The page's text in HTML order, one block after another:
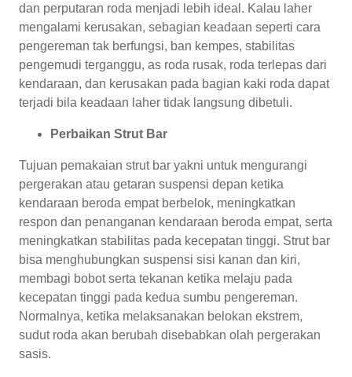
dan perputaran roda menjadi lebih ideal. Kalau laher
mengalami kerusakan, sebagian keadaan seperti cara
pengereman tak berfungsi, ban kempes, stabilitas
pengemudi terganggu, as roda rusak, roda terlepas dari
kendaraan, dan kerusakan pada bagian kaki roda dapat
terjadi bila keadaan laher tidak langsung dibetuli.
Perbaikan Strut Bar
Tujuan pemakaian strut bar yakni untuk mengurangi
pergerakan atau getaran suspensi depan ketika
kendaraan beroda empat berbelok, meningkatkan
respon dan penanganan kendaraan beroda empat, serta
meningkatkan stabilitas pada kecepatan tinggi. Strut bar
bisa menghubungkan suspensi sisi kanan dan kiri,
membagi bobot serta tekanan ketika melaju pada
kecepatan tinggi pada kedua sumbu pengereman.
Normalnya, ketika melaksanakan belokan ekstrem,
sudut roda akan berubah disebabkan olah pergerakan
sasis.